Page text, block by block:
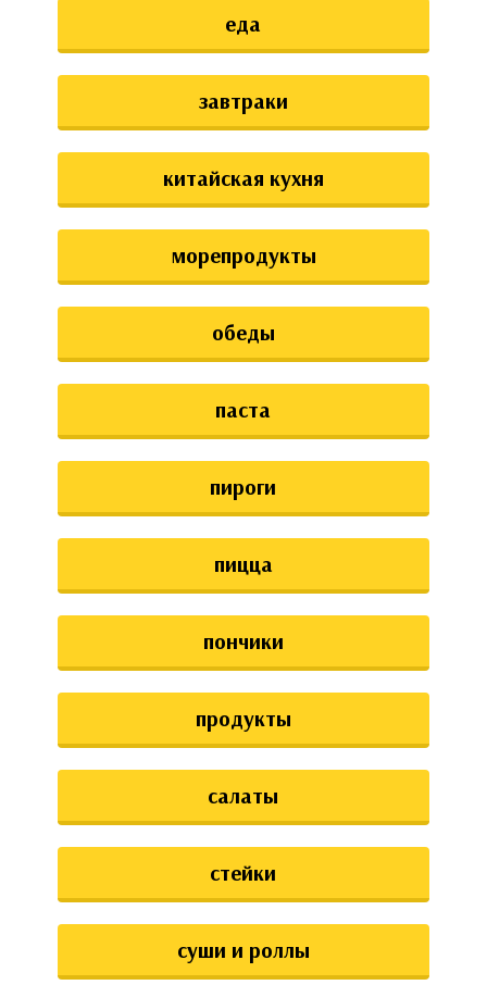
еда
завтраки
китайская кухня
морепродукты
обеды
паста
пироги
пицца
пончики
продукты
салаты
стейки
суши и роллы